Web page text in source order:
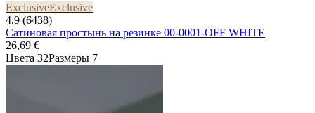
ExclusiveExclusive
4,9 (6438)
Сатиновая простынь на резинке 00-0001-OFF WHITE
26,69 €
Цвета 32Размеры 7